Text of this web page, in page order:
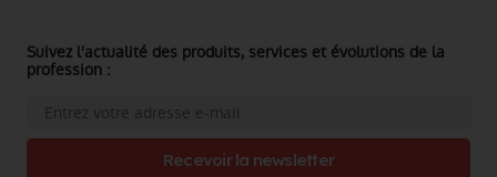
Suivez l'actualité des produits, services et évolutions de la
profession :
Recevoir la newsletter